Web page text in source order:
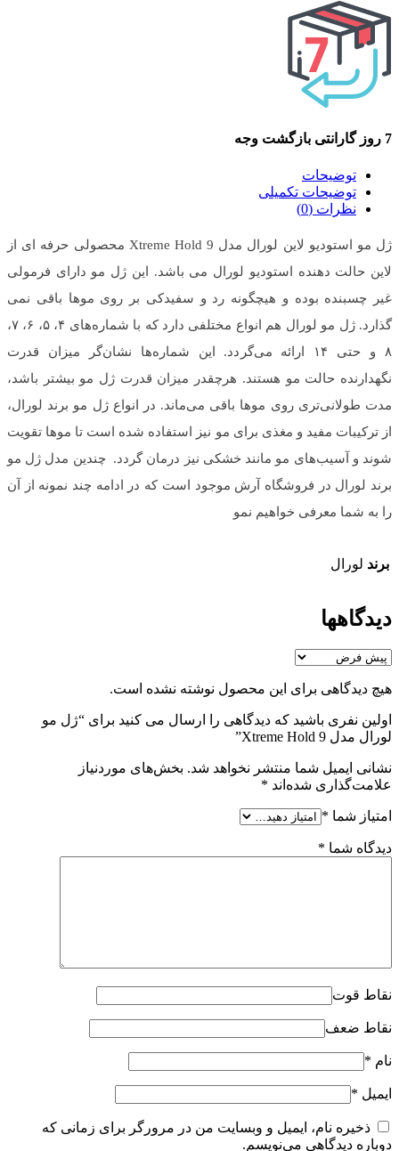
7 روز گارانتی بازگشت وجه
توضیحات
توضیحات تکمیلی
نظرات (0)
ژل مو استودیو لاین لورال مدل Xtreme Hold 9 محصولی حرفه ای از
لاین حالت دهنده استودیو لورال می باشد. این ژل مو دارای فرمولی
غیر چسبنده بوده و هیچگونه رد و سفیدکی بر روی موها باقی نمی
گذارد. ژل مو لورال هم انواع مختلفی دارد که با شماره‌های ۴، ۵، ۶، ۷،
۸ و حتی ۱۴ ارائه می‌گردد. این شماره‌ها نشان‌گر میزان قدرت
نگهدارنده حالت مو هستند. هرچقدر میزان قدرت ژل مو بیشتر باشد،
مدت طولانی‌تری روی موها باقی می‌ماند. در انواع ژل مو برند لورال،
از ترکیبات مفید و مغذی برای مو نیز استفاده شده است تا موها تقویت
شوند و آسیب‌های مو مانند خشکی نیز درمان گردد. چندین مدل ژل مو
برند لورال در فروشگاه آرش موجود است که در ادامه چند نمونه از آن
را به شما معرفی خواهیم نمو
برند لورال
دیدگاهها
هیچ دیدگاهی برای این محصول نوشته نشده است.
اولین نفری باشید که دیدگاهی را ارسال می کنید برای “ژل مو
لورال مدل Xtreme Hold 9”
نشانی ایمیل شما منتشر نخواهد شد. بخش‌های موردنیاز
علامت‌گذاری شده‌اند *
امتیاز شما *
دیدگاه شما *
نقاط قوت
نقاط ضعف
نام *
ایمیل *
ذخیره نام، ایمیل و وبسایت من در مرورگر برای زمانی که
دوباره دیدگاهی می‌نویسم.